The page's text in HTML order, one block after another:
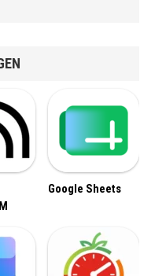
Google Sheets